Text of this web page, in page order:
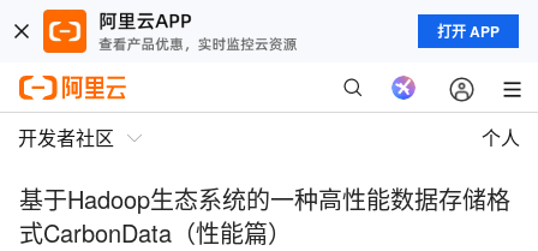
打开 APP
开发者社区 个人
基于Hadoop生态系统的一种高性能数据存储格
式CarbonData（性能篇）